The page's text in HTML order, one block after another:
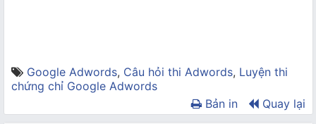
Google Adwords, Câu hỏi thi Adwords, Luyện thi
chứng chỉ Google Adwords
Bản in
Quay lại